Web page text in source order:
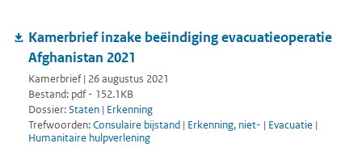
Kamerbrief inzake beëindiging evacuatieoperatie
Afghanistan 2021
Kamerbrief | 26 augustus 2021
Bestand: pdf - 152.1KB
Dossier:Staten | Erkenning
Trefwoorden:Consulaire bijstand | Erkenning, niet- | Evacuatie |
Humanitaire hulpverlening